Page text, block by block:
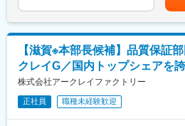
当社は売上高256億円、全国77拠
剤機器メーカーです。当社の調剤
く、最先端のIoTシステムと組み合
に貢献しています。
1971年創業と半世紀以上歴史をも
駆けてスウェーデンなどヨーロッ
た。国内だけでなく、海外での売
営が安定しています。
・海外工場（子会社）の管理・サ
日常的な仕訳入力や伝票処理など
当しており、本ポジションでは、
し、関係部署や経営層と連携しな
ただきます。
同社では、基幹システム（SAP）
【滋賀※本部長候補】品質保証
クレイG／国内トップシェアを
株式会社アークレイファクトリー
正社員 職種未経験歓迎